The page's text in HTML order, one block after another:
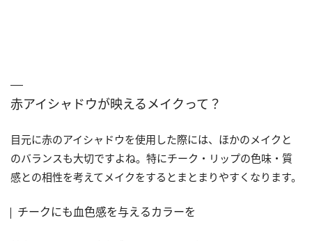
赤アイシャドウが映えるメイクって？
目元に赤のアイシャドウを使用した際には、ほかのメイクと
のバランスも大切ですよね。特にチーク・リップの色味・質
感との相性を考えてメイクをするとまとまりやすくなります。
チークにも血色感を与えるカラーを